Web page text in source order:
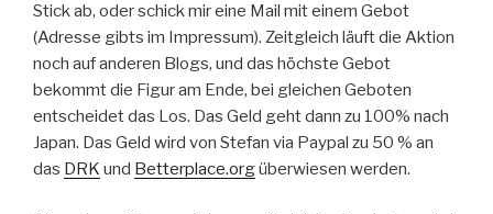
Stick ab, oder schick mir eine Mail mit einem Gebot
(Adresse gibts im Impressum). Zeitgleich läuft die Aktion
noch auf anderen Blogs, und das höchste Gebot
bekommt die Figur am Ende, bei gleichen Geboten
entscheidet das Los. Das Geld geht dann zu 100% nach
Japan. Das Geld wird von Stefan via Paypal zu 50 % an
das DRK und Betterplace.orgüberwiesen werden.